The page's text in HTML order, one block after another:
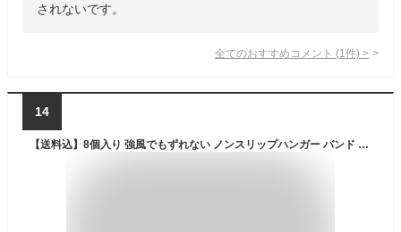
されないです。
全てのおすすめコメント (1 件) >
14
【送料込】8個入り 強風でもずれない ノンスリップハンガー バンド 飛ばない すべらない 滑り止め シリコン ノンスリップ ハンガーバンド 物干し竿